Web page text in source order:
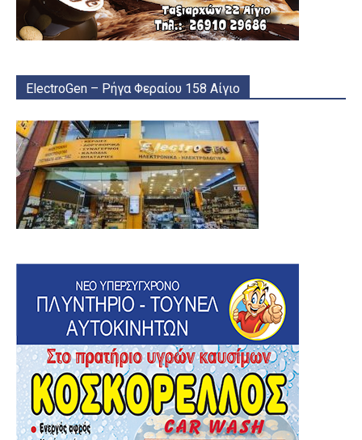
ElectroGen – Ρήγα Φεραίου 158 Αίγιο